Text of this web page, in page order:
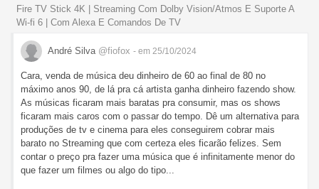
Fire TV Stick 4K | Streaming Com Dolby Vision/Atmos E Suporte A
Wi-fi 6 | Com Alexa E Comandos De TV
André Silva @fiofox - em 25/10/2024
Cara, venda de música deu dinheiro de 60 ao final de 80 no
máximo anos 90, de lá pra cá artista ganha dinheiro fazendo show.
As músicas ficaram mais baratas pra consumir, mas os shows
ficaram mais caros com o passar do tempo. Dê um alternativa para
produções de tv e cinema para eles conseguirem cobrar mais
barato no Streaming que com certeza eles ficarão felizes. Sem
contar o preço pra fazer uma música que é infinitamente menor do
que fazer um filmes ou algo do tipo...